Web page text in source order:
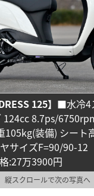
125】 ■水冷4
124cc 8.7ps/
装備) シート
サイズF=90/90-12
:27万3900円
縦スクロールで次の写真へ